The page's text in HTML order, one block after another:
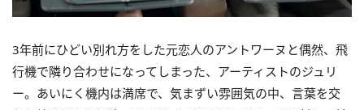
3年前にひどい別れ方をした元恋人のアントワーヌと偶然、飛
行機で隣り合わせになってしまった、アーティストのジュリ
ー。あいにく機内は満席で、気まずい雰囲気の中、言葉を交